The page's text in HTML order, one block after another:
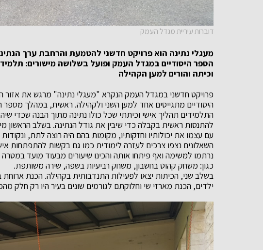
דוברות עיריית מגדל העמק
מעגלי נתינה הוא פרויקט חדשני להטמעת והרחבת ערך
הספר היסודיים במגדל העמק ופועל בשלושה מישורים:
וכיתה והורים למען הקהילה
פרויקט חדשני במגדל העמק הנקרא "מעגלי נתינה" מרגש את אזור
היסודיים מתגייסים אחד למען השני ולקהילה. ראשית, במהלך
התלמידים תהליך אישי וכיתתי שכל כולו נתינה מתוך הבנה שכדי
להתנסות ראשית בקבלה כדי שיבין את גודל הנתינה. בשלב הראשון
עם עצמו את יכולותיו וחזקותיו, מקומות בהם היה רוצה לתת,
השאלונים נצפו צרכים לעזרה לימודית כמו גם בקשות להתפתחות
נרתמו למשימה ואף פיתחו אותה והכינו שיעורים מבעוד מועד
כגון: משחק קהוט בחשבון, משחק רביעיות בשפה, שירה משותפת.
בשלב שני, הכיתות יצאו לפעילות התנדבותית בקהילה. הכנת
ילדים, הכנת מארזי שי וחלוקתם לגורמים שונים בעיר היו רק חלק